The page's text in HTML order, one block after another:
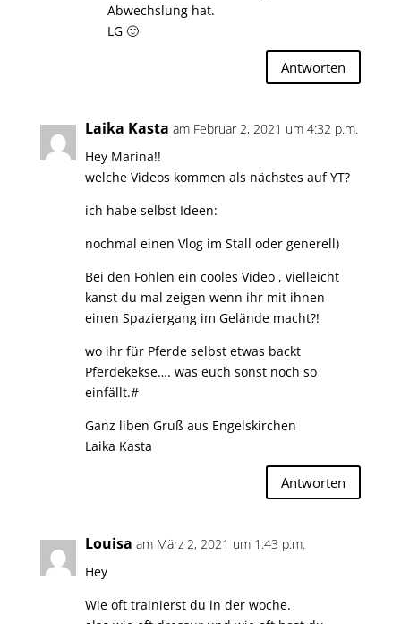
Abwechslung hat.
LG 🙂
Antworten
Laika Kasta am Februar 2, 2021 um 4:32 p.m.
Hey Marina!!
welche Videos kommen als nächstes auf YT?
ich habe selbst Ideen:
nochmal einen Vlog im Stall oder generell)
Bei den Fohlen ein cooles Video , vielleicht
kanst du mal zeigen wenn ihr mit ihnen
einen Spaziergang im Gelände macht?!
wo ihr für Pferde selbst etwas backt
Pferdekekse…. was euch sonst noch so
einfällt.#
Ganz liben Gruß aus Engelskirchen
Laika Kasta
Antworten
Louisa am März 2, 2021 um 1:43 p.m.
Hey
Wie oft trainierst du in der woche.